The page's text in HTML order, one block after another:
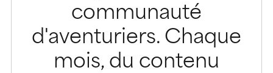
communauté
d'aventuriers. Chaque
mois, du contenu